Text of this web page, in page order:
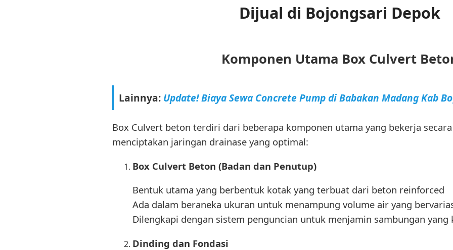
Dijual di Bojongsari Depok
Komponen Utama Box Culvert
Lainnya: Update! Biaya Sewa Concrete Pump di Babakan Madang Kab
Box Culvert beton terdiri dari beberapa komponen utama yang bekerja
menciptakan jaringan drainase yang optimal:
Box Culvert Beton (Badan dan Penutup)
Bentuk utama yang berbentuk kotak yang terbuat dari beton reinforced
Ada dalam beraneka ukuran untuk menampung volume air yang
Dilengkapi dengan sistem penguncian untuk menjamin sambungan yang
Dinding dan Fondasi